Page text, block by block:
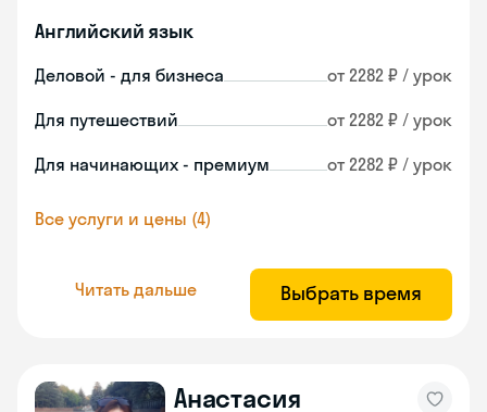
Английский язык
Деловой - для бизнеса от 2282 ₽ / урок
Для путешествий от 2282 ₽ / урок
Для начинающих - премиум от 2282 ₽ / урок
Все услуги и цены (4)
Читать дальше Выбрать время
Анастасия